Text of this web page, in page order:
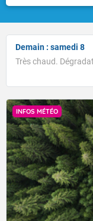
Demain : samedi 8
Très chaud.
INFOS MÉTÉO